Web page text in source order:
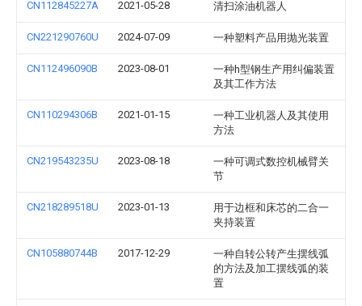
CN112845227A 2021-05-28 清扫涂油机器人
CN221290760U 2024-07-09 一种塑料产品用抛光装置
CN112496090B 2023-08-01
一种h型钢生产用纠偏装置
及其工作方法
CN110294306B 2021-01-15
一种工业机器人及其使用
方法
CN219543235U 2023-08-18
一种可调式数控机械臂关
节
CN218289518U 2023-01-13
用于边框和床芯的二合一
夹持装置
CN105880744B 2017-12-29
一种自转公转产生摆线弧
的方法及加工摆线弧的装
置